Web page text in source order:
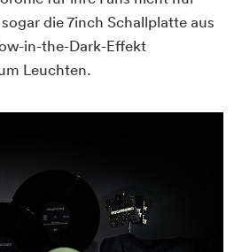
die 7inch Schallplatte aus
in-the-Dark-Effekt
Leuchten.